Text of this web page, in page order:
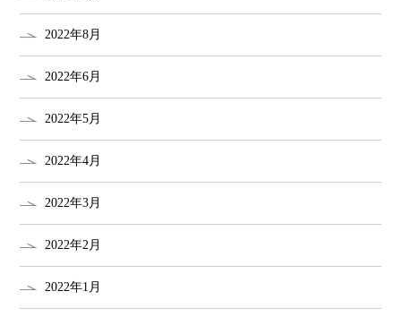
2022年8月
2022年6月
2022年5月
2022年4月
2022年3月
2022年2月
2022年1月